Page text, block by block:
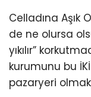
Celladına Aşık
de ne olursa
yıkılır”
kurumunu bu
pazaryeri